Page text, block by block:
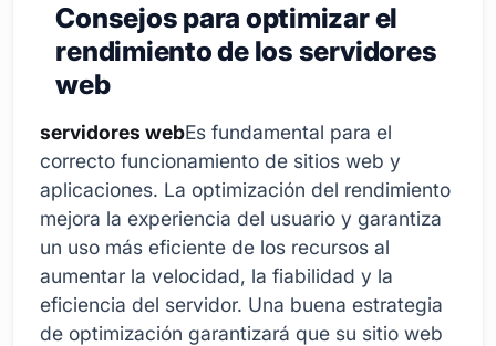
Consejos para optimizar el
rendimiento de los servidores
web
servidores webEs fundamental para el
correcto funcionamiento de sitios web y
aplicaciones. La optimización del rendimiento
mejora la experiencia del usuario y garantiza
un uso más eficiente de los recursos al
aumentar la velocidad, la fiabilidad y la
eficiencia del servidor. Una buena estrategia
de optimización garantizará que su sitio web